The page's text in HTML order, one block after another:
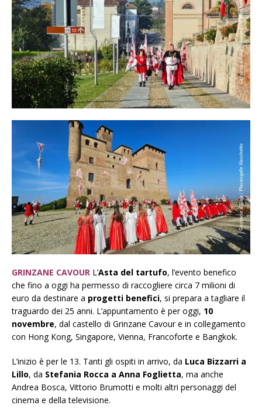
GRINZANE CAVOUR L’Asta del tartufo, l’evento benefico
che fino a oggi ha permesso di raccogliere circa 7 milioni di
euro da destinare a progetti benefici, si prepara a tagliare il
traguardo dei 25 anni. L’appuntamento è per oggi, 10
novembre, dal castello di Grinzane Cavour e in collegamento
con Hong Kong, Singapore, Vienna, Francoforte e Bangkok.
L’inizio è per le 13. Tanti gli ospiti in arrivo, da Luca Bizzarri a
Lillo, da Stefania Rocca a Anna Foglietta, ma anche
Andrea Bosca, Vittorio Brumotti e molti altri personaggi del
cinema e della televisione.